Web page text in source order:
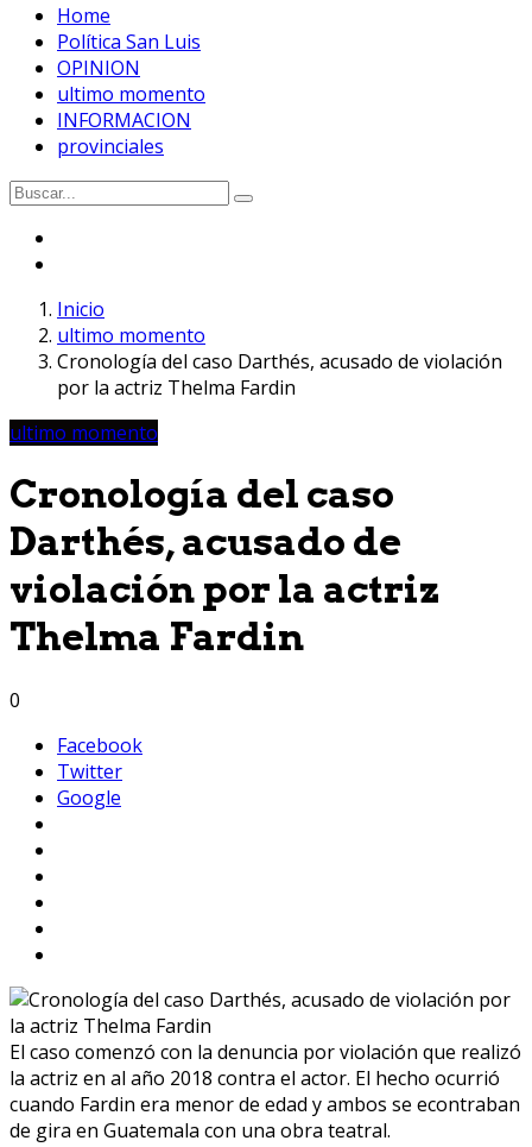
Home
Política San Luis
OPINION
ultimo momento
INFORMACION
provinciales
Inicio
ultimo momento
Cronología del caso Darthés, acusado de violación
por la actriz Thelma Fardin
ultimo momento
Cronología del caso
Darthés, acusado de
violación por la actriz
Thelma Fardin
0
Facebook
Twitter
Google
El caso comenzó con la denuncia por violación que realizó
la actriz en al año 2018 contra el actor. El hecho ocurrió
cuando Fardin era menor de edad y ambos se econtraban
de gira en Guatemala con una obra teatral.